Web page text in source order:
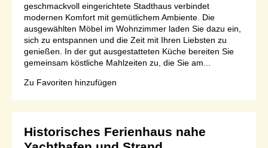
geschmackvoll eingerichtete Stadthaus verbindet
modernen Komfort mit gemütlichem Ambiente. Die
ausgewählten Möbel im Wohnzimmer laden Sie dazu ein,
sich zu entspannen und die Zeit mit Ihren Liebsten zu
genießen. In der gut ausgestatteten Küche bereiten Sie
gemeinsam köstliche Mahlzeiten zu, die Sie am...
Zu Favoriten hinzufügen
Historisches Ferienhaus nahe